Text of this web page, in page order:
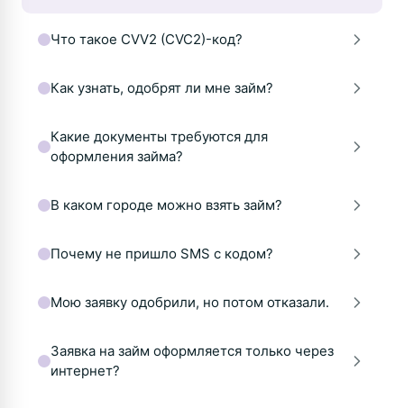
Что такое CVV2 (CVC2)-код?
Как узнать, одобрят ли мне займ?
Какие документы требуются для
оформления займа?
В каком городе можно взять займ?
Почему не пришло SMS с кодом?
Мою заявку одобрили, но потом отказали.
Заявка на займ оформляется только через
интернет?